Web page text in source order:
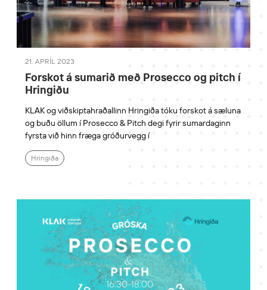
21. APRÍL 2023
Forskot á sumarið með Prosecco og pitch í
Hringiðu
KLAK og viðskiptahraðallinn Hringiða tóku forskot á sæluna
og buðu öllum í Prosecco & Pitch degi fyrir sumardaginn
fyrsta við hinn fræga gróðurvegg í
Hringiða